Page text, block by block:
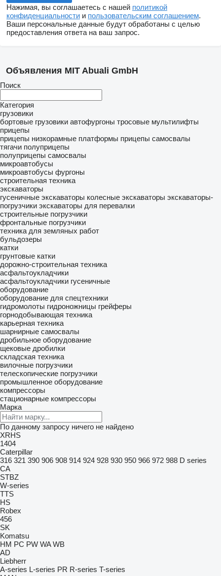
Нажимая, вы соглашаетесь с нашей политикой
конфиденциальности и пользовательским соглашением.
Ваши персональные данные будут обработаны с целью
предоставления ответа на ваш запрос.
Объявления MIT Abuali GmbH
Поиск
Категория
грузовики
бортовые грузовики автофургоны тросовые мультилифты
прицепы
прицепы низкорамные платформы прицепы самосвалы
тягачи полуприцепы
полуприцепы самосвалы
микроавтобусы
микроавтобусы фургоны
строительная техника
экскаваторы
гусеничные экскаваторы колесные экскаваторы экскаваторы-
погрузчики экскаваторы для перевалки
строительные погрузчики
фронтальные погрузчики
техника для земляных работ
бульдозеры
катки
грунтовые катки
дорожно-строительная техника
асфальтоукладчики
асфальтоукладчики гусеничные
оборудование
оборудование для спецтехники
гидромолоты гидроножницы грейферы
горнодобывающая техника
карьерная техника
шарнирные самосвалы
дробильное оборудование
щековые дробилки
складская техника
вилочные погрузчики
телескопические погрузчики
промышленное оборудование
компрессоры
стационарные компрессоры
Марка
По данному запросу ничего не найдено
XRHS
1404
Caterpillar
316 321 390 906 908 914 924 928 930 950 966 972 988 D series
CA
STBZ
W-series
TTS
HS
Robex
456
SK
Komatsu
HM PC PW WA WB
AD
Liebherr
A-series L-series PR R-series T-series